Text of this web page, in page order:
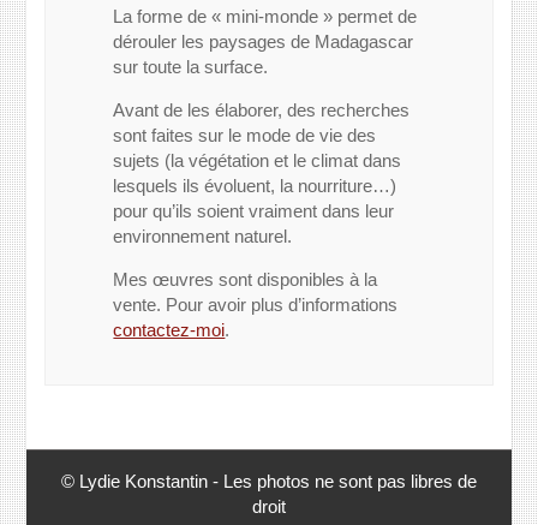
La forme de « mini-monde » permet de
dérouler les paysages de Madagascar
sur toute la surface.
Avant de les élaborer, des recherches
sont faites sur le mode de vie des
sujets (la végétation et le climat dans
lesquels ils évoluent, la nourriture…)
pour qu’ils soient vraiment dans leur
environnement naturel.
Mes œuvres sont disponibles à la
vente. Pour avoir plus d’informations
contactez-moi.
© Lydie Konstantin - Les photos ne sont pas libres de
droit